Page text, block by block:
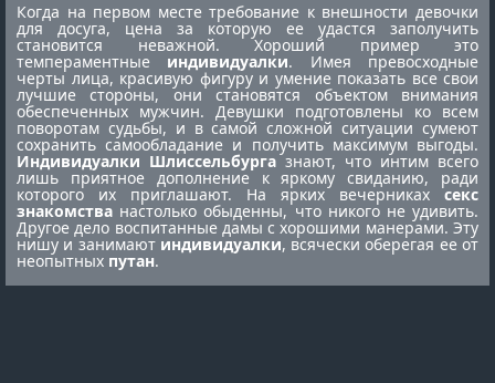
Когда на первом месте требование к внешности девочки
для досуга, цена за которую ее удастся заполучить
становится неважной. Хороший пример это
темпераментные индивидуалки. Имея превосходные
черты лица, красивую фигуру и умение показать все свои
лучшие стороны, они становятся объектом внимания
обеспеченных мужчин. Девушки подготовлены ко всем
поворотам судьбы, и в самой сложной ситуации сумеют
сохранить самообладание и получить максимум выгоды.
Индивидуалки Шлиссельбургазнают, что интим всего
лишь приятное дополнение к яркому свиданию, ради
которого их приглашают. На ярких вечерникахсекс
знакомства настолько обыденны, что никого не удивить.
Другое дело воспитанные дамы с хорошими манерами. Эту
нишу и занимают индивидуалки, всячески оберегая ее от
неопытных путан.